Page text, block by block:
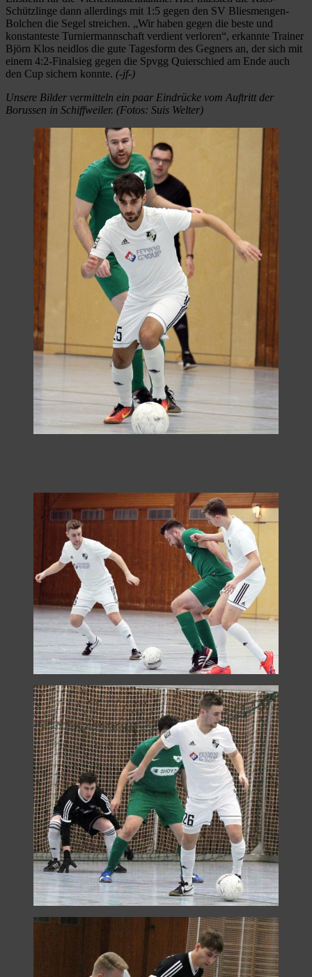
Schützlinge dann allerdings mit 1:5 gegen den SV Bliesmengen-
Bolchen die Segel streichen. „Wir haben gegen die beste und
konstanteste Turniermannschaft verdient verloren“, erkannte Trainer
Björn Klos neidlos die gute Tagesform des Gegners an, der sich mit
einem 4:2-Finalsieg gegen die Spvgg Quierschied am Ende auch
den Cup sichern konnte. (-jf-)
Unsere Bilder vermitteln ein paar Eindrücke vom Auftritt der
Borussen in Schiffweiler. (Fotos: Suis Welter)